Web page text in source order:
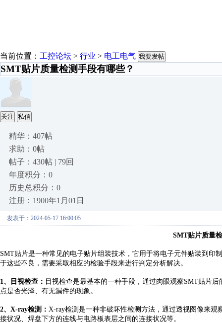
当前位置： 工控论坛 > 行业 > 电工电气 我要发帖
SMT贴片质量检测手段有哪些？
关注 私信
精华：407帖
求助：0帖
帖子：430帖 | 79回
年度积分：0
历史总积分：0
注册：1900年1月01日
发表于：2024-05-17 16:00:05
SMT贴片质量
SMT贴片是一种常见的电子贴片组装技术，它用于将电子元件贴装到印
于这些不良，需要采取相应的检验手段来进行判定分析解决。
1、目视检查： 目视检查是最基本的一种手段，通过肉眼观察SMT贴片后
点是否光泽、有无漏件的现象。
2、X-ray检测： X-ray检测是一种非破坏性检测方法，通过透视图像来
接状况、焊盘下方的连线与电路板表层之间的连接状况等。